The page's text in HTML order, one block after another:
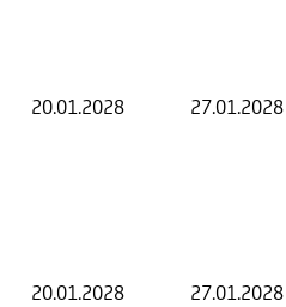
20.01.2028 27.01.2028
20.01.2028 27.01.2028